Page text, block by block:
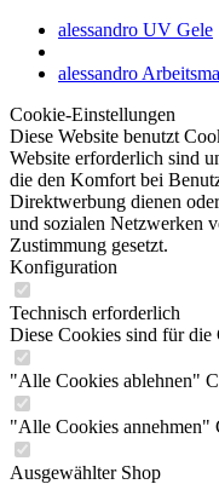
alessandro UV Gele
alessandro
Cookie-Einstellungen
Diese Website benutzt
Website erforderlich sind
die den Komfort bei
Direktwerbung dienen
und sozialen Netzwerken
Zustimmung gesetzt.
Konfiguration
Technisch erforderlich
Diese Cookies sind für
"Alle Cookies ablehnen"
"Alle Cookies annehmen"
Ausgewählter Shop